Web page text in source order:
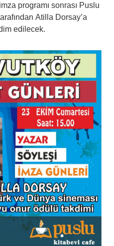
programı sonrası Puslu
Atilla Dorsay’a
edilecek.